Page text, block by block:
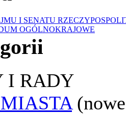
I SENATU
OGÓLNOKRAJOWE
I RADY
(nowe